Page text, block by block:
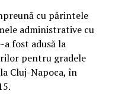
cu părintele
administrative cu
fost adusă la
pentru gradele
Cluj-Napoca, în